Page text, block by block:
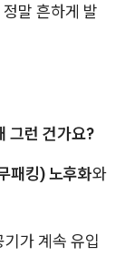
말 흔하게 발
그런 건가요?
패킹) 노후화와
가 계속 유입